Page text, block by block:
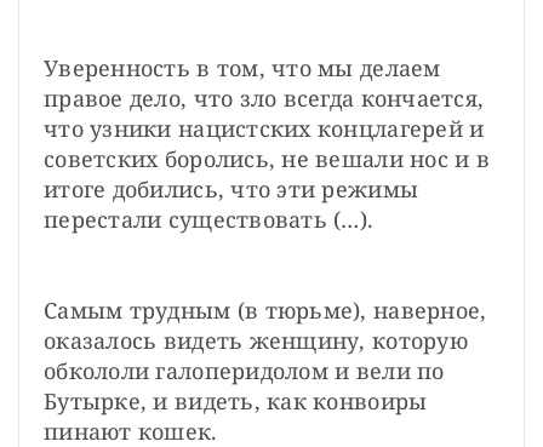
Уверенность в том, что мы делаем
правое дело, что зло всегда кончается,
что узники нацистских концлагерей и
советских боролись, не вешали нос и в
итоге добились, что эти режимы
перестали существовать (…).
Самым трудным (в тюрьме), наверное,
оказалось видеть женщину, которую
обкололи галоперидолом и вели по
Бутырке, и видеть, как конвоиры
пинают кошек.